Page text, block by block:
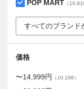
POP MART （
すべてのブランド
価格
〜14,999円 （10,188）